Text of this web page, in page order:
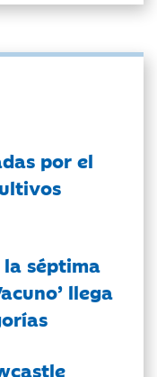
por el
séptima
llega